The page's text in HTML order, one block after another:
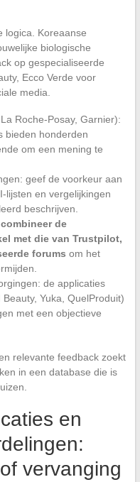
logica. Koreaanse
biologische
op gespecialiseerde
Ecco Verde voor
media.
Roche-Posay, Garnier):
bieden honderden
om een mening te
geef de voorkeur aan
lijsten en vergelijkingen
beschrijven.
combineer de
met die van Trustpilot,
forums om het
de applicaties
Yuka, QuelProduit)
met een objectieve
relevante feedback zoekt
in een database die is
en
vervanging